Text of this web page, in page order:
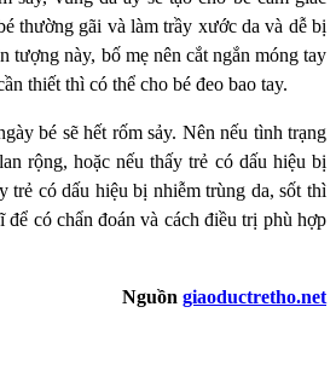
thường gãi và làm trầy xước da và dễ bị
tượng này, bố mẹ nên cắt ngắn móng tay
thiết thì có thể cho bé đeo bao tay.
bé sẽ hết rốm sảy. Nên nếu tình trạng
rộng, hoặc nếu thấy trẻ có dấu hiệu bị
trẻ có dấu hiệu bị nhiễm trùng da, sốt thì
để có chẩn đoán và cách điều trị phù hợp
Nguồn giaoductretho.net